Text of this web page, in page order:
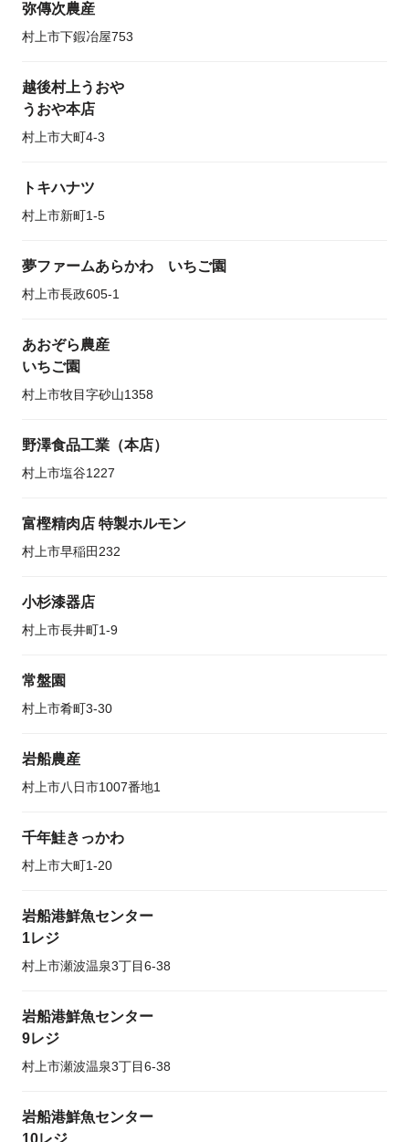
弥傳次農産
村上市下鍜冶屋753
越後村上うおや
うおや本店
村上市大町4-3
トキハナツ
村上市新町1-5
夢ファームあらかわ いちご園
村上市長政605-1
あおぞら農産
いちご園
村上市牧目字砂山1358
野澤食品工業（本店）
村上市塩谷1227
富樫精肉店 特製ホルモン
村上市早稲田232
小杉漆器店
村上市長井町1-9
常盤園
村上市肴町3-30
岩船農産
村上市八日市1007番地1
千年鮭きっかわ
村上市大町1-20
岩船港鮮魚センター
1レジ
村上市瀬波温泉3丁目6-38
岩船港鮮魚センター
9レジ
村上市瀬波温泉3丁目6-38
岩船港鮮魚センター
10レジ